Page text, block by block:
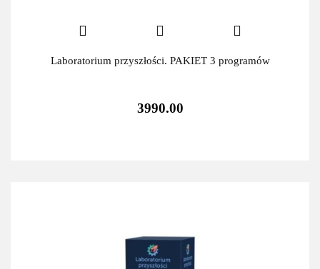
Laboratorium przyszłości. PAKIET 3 programów
3990.00